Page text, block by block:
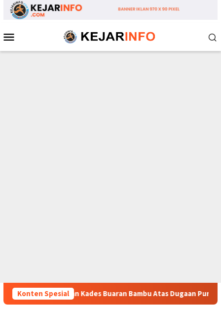
Loncat
Mobile
Konten Spesial
Bambu Atas Dugaan Pungutan Liar Pengurusan PM 1